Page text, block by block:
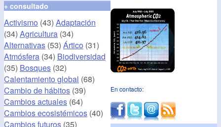
+ consultado
Activismo (43) Adaptación
(34) Agricultura (34)
Alternativas (53) Ártico (31)
Atmósfera (34) Biodiversidad
(35) Bosques (32)
Calentamiento global (68)
Cambio de hábitos (39)
Cambios actuales (64)
Cambios ecosistémicos (40)
Cambios futuros (35)
En contacto: